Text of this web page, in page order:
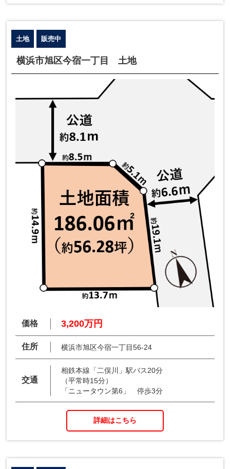
土地 販売中
横浜市旭区今宿一丁目 土地
価格 3,200万円
住所 横浜市旭区今宿一丁目56-24
交通
相鉄本線「二俣川」駅バス20分
（平常時15分）
「ニュータウン第6」 停歩3分
詳細はこちら